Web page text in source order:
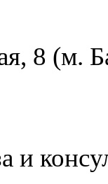
8 (м.
и